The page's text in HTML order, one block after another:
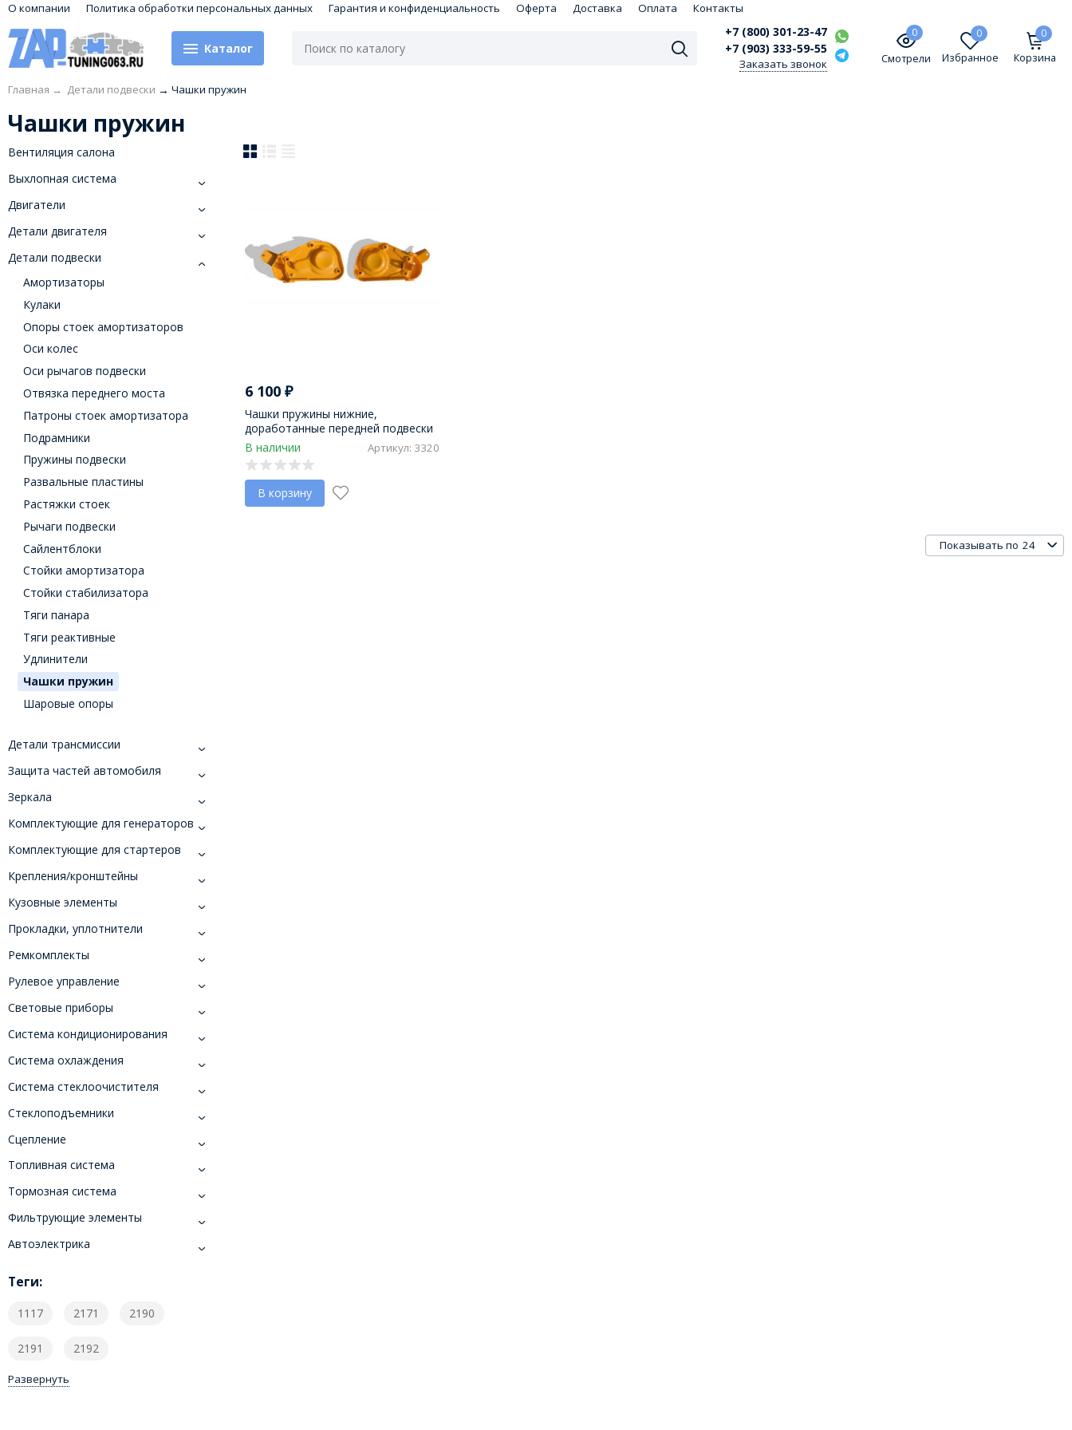
О компании Политика обработки персональных данных Гарантия и конфиденциальность Оферта Доставка Оплата Контакты
Каталог
+7 (800) 301-23-47
+7 (903) 333-59-55
Заказать звонок
0
Смотрели
0
Избранное
0
Корзина
Главная → Детали подвески → Чашки пружин
Чашки пружин
Вентиляция салона
Выхлопная система
Двигатели
Детали двигателя
Детали подвески
Амортизаторы
Кулаки
Опоры стоек амортизаторов
Оси колес
Оси рычагов подвески
Отвязка переднего моста
Патроны стоек амортизатора
Подрамники
Пружины подвески
Развальные пластины
Растяжки стоек
Рычаги подвески
Сайлентблоки
Стойки амортизатора
Стойки стабилизатора
Тяги панара
Тяги реактивные
Удлинители
Чашки пружин
Шаровые опоры
Детали трансмиссии
Защита частей автомобиля
Зеркала
Комплектующие для генераторов
Комплектующие для стартеров
Крепления/кронштейны
Кузовные элементы
Прокладки, уплотнители
Ремкомплекты
Рулевое управление
Световые приборы
Система кондиционирования
Система охлаждения
Система стеклоочистителя
Стеклоподъемники
Сцепление
Топливная система
Тормозная система
Фильтрующие элементы
​Автоэлектрика
Теги:
1117 2171 2190
2191 2192
Развернуть
6 100 ₽
Чашки пружины нижние,
доработанные передней подвески
ВАЗ 21214 "LADA 4х4", LADA 4x4
Urban
В наличии Артикул: 3320
В корзину
Показывать по 24